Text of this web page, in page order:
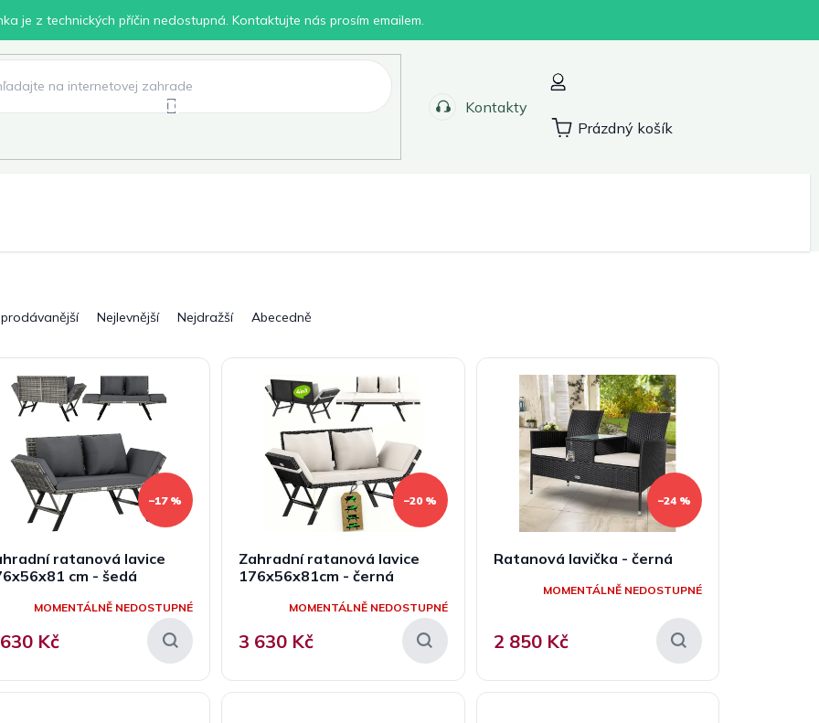
je z technických příčin nedostupná. Kontaktujte nás prosím emailem.
Kontakty
Nákupní
Prázdný košík
Nejlevnější Nejdražší Abecedně
–17 %
ratanová lavice
cm - šedá
MOMENTÁLNĚ NEDOSTUPNÉ
Kč
–20 %
Zahradní ratanová lavice
176x56x81cm - černá
MOMENTÁLNĚ NEDOSTUPNÉ
3 630 Kč
–24 %
Ratanová lavička - černá
MOMENTÁLNĚ NEDOSTUPNÉ
2 850 Kč